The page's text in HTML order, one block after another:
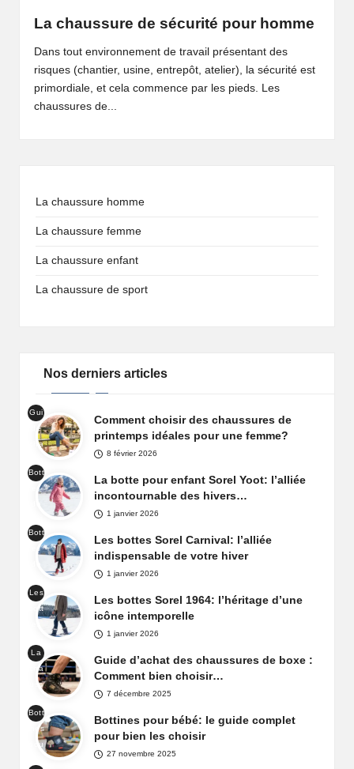
La chaussure de sécurité pour homme
Dans tout environnement de travail présentant des
risques (chantier, usine, entrepôt, atelier), la sécurité est
primordiale, et cela commence par les pieds. Les
chaussures de...
La chaussure homme
La chaussure femme
La chaussure enfant
La chaussure de sport
Nos derniers articles
Gui
de
cha
ure
prin
tem
fem
me
Comment choisir des chaussures de
printemps idéales pour une femme?
8 février 2026
Bott
es
de
ge
Sor
La botte pour enfant Sorel Yoot: l’alliée
incontournable des hivers…
1 janvier 2026
Bott
es
de
ge
Sor
niva
Les bottes Sorel Carnival: l’alliée
indispensable de votre hiver
1 janvier 2026
Les
bott
el
196
Les bottes Sorel 1964: l’héritage d’une
icône intemporelle
1 janvier 2026
La
cha
uss
de
box
Guide d’achat des chaussures de boxe :
Comment bien choisir…
7 décembre 2025
Bott
ines
pou
Bottines pour bébé: le guide complet
pour bien les choisir
27 novembre 2025